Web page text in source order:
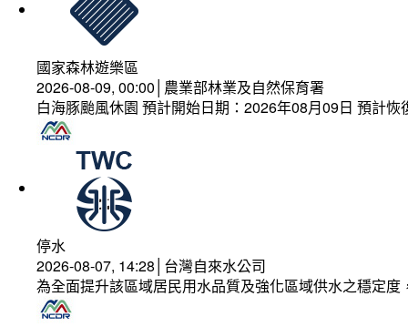
國家森林遊樂區
2026-08-09, 00:00│農業部林業及自然保育署
白海豚颱風休園 預計開始日期：2026年08月09日 預計
停水
2026-08-07, 14:28│台灣自來水公司
為全面提升該區域居民用水品質及強化區域供水之穩定